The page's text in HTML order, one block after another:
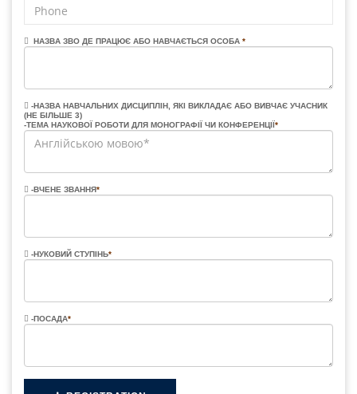
НАЗВА ЗВО ДЕ ПРАЦЮЄ АБО НАВЧАЄТЬСЯ ОСОБА *
-НАЗВА НАВЧАЛЬНИХ ДИСЦИПЛІН, ЯКІ ВИКЛАДАЄ АБО ВИВЧАЄ УЧАСНИК
(НЕ БІЛЬШЕ 3)
-ТЕМА НАУКОВОЇ РОБОТИ ДЛЯ МОНОГРАФІЇ ЧИ КОНФЕРЕНЦІЇ*
-ВЧЕНЕ ЗВАННЯ*
-НУКОВИЙ СТУПІНЬ*
-ПОСАДА*